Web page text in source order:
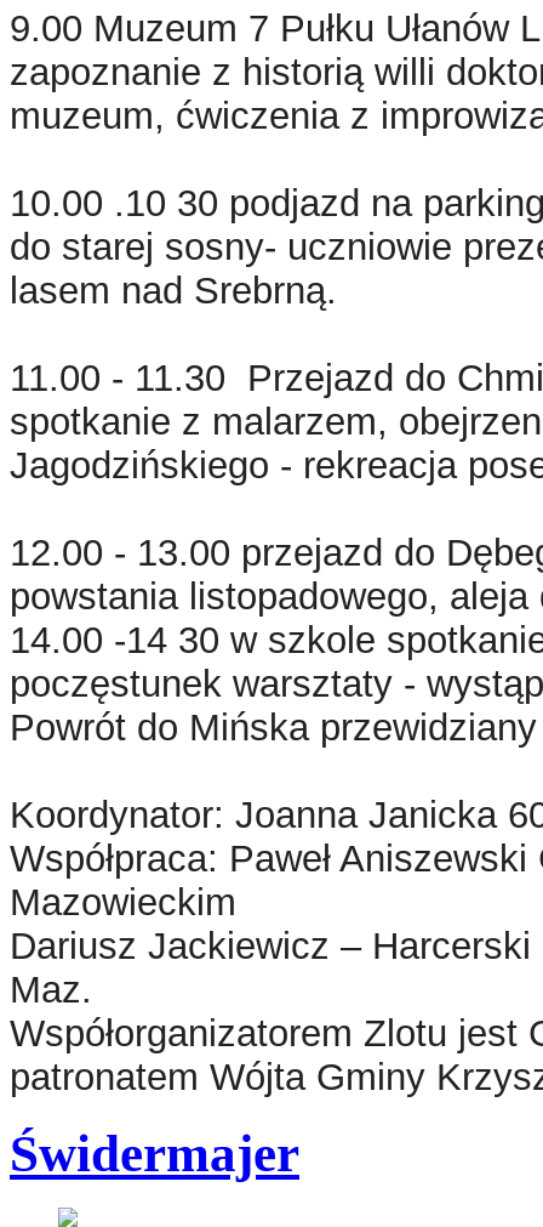
9.00 Muzeum 7 Pułku
zapoznanie z historią willi
muzeum, ćwiczenia z
10.00 .10 30 podjazd na
do starej sosny- uczniowie
lasem nad Srebrną.
11.00 - 11.30 Przejazd do
spotkanie z malarzem,
Jagodzińskiego - rekreacja
12.00 - 13.00 przejazd do
powstania listopadowego,
14.00 -14 30 w szkole
poczęstunek warsztaty -
Powrót do Mińska
Koordynator: Joanna Janicka
Współpraca: Paweł
Mazowieckim
Dariusz Jackiewicz –
Maz.
Współorganizatorem Zlotu
patronatem Wójta Gminy
Świdermajer